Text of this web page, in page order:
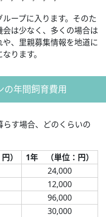
ープに入ります。そのた
は少なく、多くの場合は
、里親募集情報を地道に
ります。
の年間飼育費用
す場合、どのくらいの
）
1年 （単位：円）
24,000
12,000
96,000
30,000